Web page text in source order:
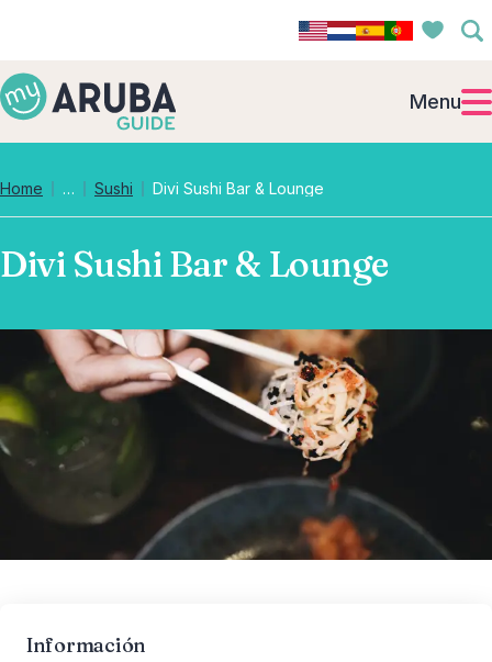
Menu
Home … Collapsed breadcrumb levels
Sushi Divi Sushi Bar & Lounge
Divi Sushi Bar & Lounge
Información